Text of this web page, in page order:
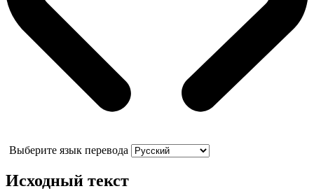
Выберите язык перевода
Исходный текст